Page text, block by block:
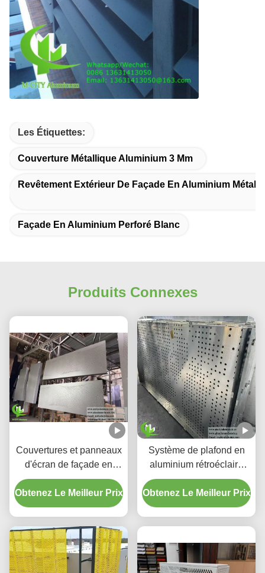
Les Étiquettes:
Couverture Métallique Aluminium 3 Mm
Revêtement Extérieur De Façade En Aluminium
Façade En Aluminium Perforé Blanc
Produits Connexes
Couvertures et panneaux
d'écran de façade en
aluminium perforé à
dégradé personnalisé
Obtenez Le Meilleur Prix
Système de plafond en
aluminium rétroéclairé
perforé personnalisé avec
boîtier LED intégré et
motifs de découpe laser
Obtenez Le Meilleur Prix